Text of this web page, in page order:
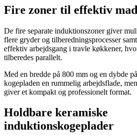
Fire zoner til effektiv
De fire separate induktionszoner giver
flere gryder og tilberedningsprocesser
effektiv arbejdsgang i travle køkkener,
tilberedes parallelt.
Med en bredde på 800 mm og en dybde
kogepladen en rummelig arbejdsflade,
giver et kompakt og professionelt format.
Holdbare keramiske
induktionskogeplader